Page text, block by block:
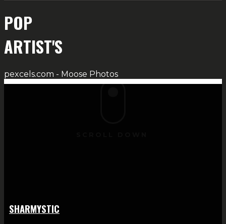
POP
ARTIST'S
pexcels.com - Moose Photos
SHARMYSTIC